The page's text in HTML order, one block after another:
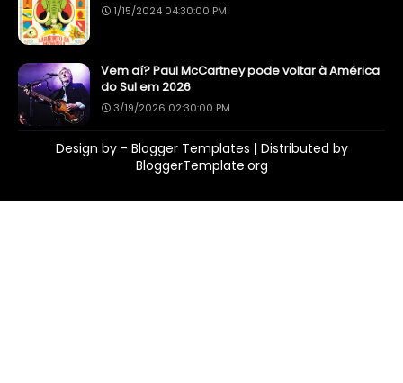
1/15/2024 04:30:00 PM
Vem aí? Paul McCartney pode voltar à América
do Sul em 2026
3/19/2026 02:30:00 PM
Design by - Blogger Templates | Distributed by
BloggerTemplate.org